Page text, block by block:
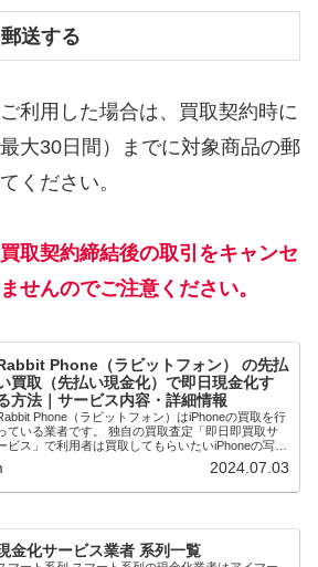
送する
利用した場合は、買取契約時に
大30日間）までに対象商品の郵
ください。
取契約締結後の取引をキャンセ
せんのでご注意ください。
Rabbit Phone（ラビットフォン） の先払
買取（先払い現金化）で即日現金化す
方法｜サービス内容・詳細情報
Phone（ラビットフォン）はiPhoneの買取を行
ている業者です。 独自の買取査定「即日即買取サ
ビス」で利用者は買取してもらいたいiPhoneの写真
を送ります。査定と買取価格が確定次第先払いで現金
取してもらうことで即日...
2024.07.03
金化サービス業者 系列一覧